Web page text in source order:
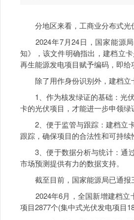
分地区来看，工商业分布式光
2024年7月24日，国家能源局
知》，该文件明确指出，建档立
再生能源发电项目赋予编码，即
除了用作身份识别外，建档立
1、作为核发绿证的基础：光伏
卡的光伏项目，才能进一步申领
2、便于监管与跟踪：建档立卡
跟踪，确保项目的合法性和可持续
3、便于数据分析与统计：通过
市场预测提供有力的数据支持。
截至目前，国家能源局已通报
2024年6月，全国新增建档立
项目2877个(集中式光伏发电项目